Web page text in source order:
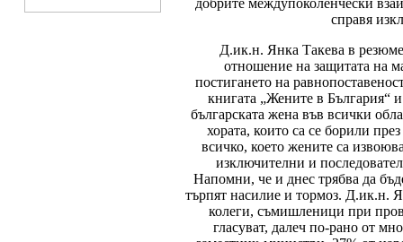
справя
Д.ик.н. Янка Такева в
отношение на защитата на
постигането на
книгата „Жените в България“
българската жена във всички
хората, които са се борили
всичко, което жените са
изключителни и
Напомни, че и днес трябва да
търпят насилие и тормоз. Д.ик.н.
колеги, съмишленици при
гласуват, далеч по-рано от